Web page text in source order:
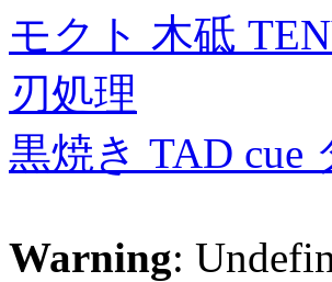
モクト 木砥
刃処理
黒焼き TAD cue
Warning: